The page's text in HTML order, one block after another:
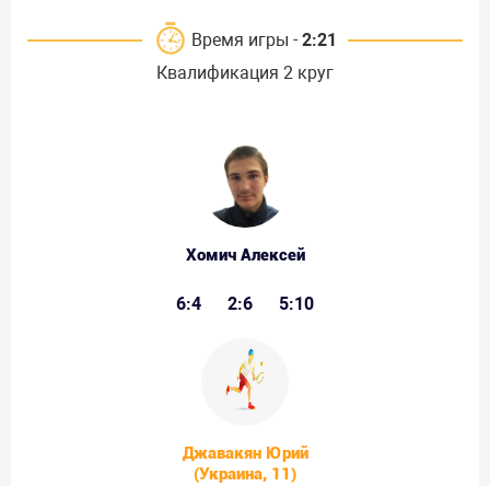
Время игры - 2:21
Квалификация 2 круг
Хомич Алексей
6:4 2:6 5:10
Джавакян Юрий
(Украина, 11)